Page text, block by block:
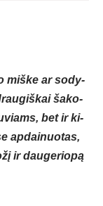
miš­ke ar so­dy­
ša­ko­
bet ir ki­
ap­dai­nuo­tas,
ir dau­ge­rio­pą